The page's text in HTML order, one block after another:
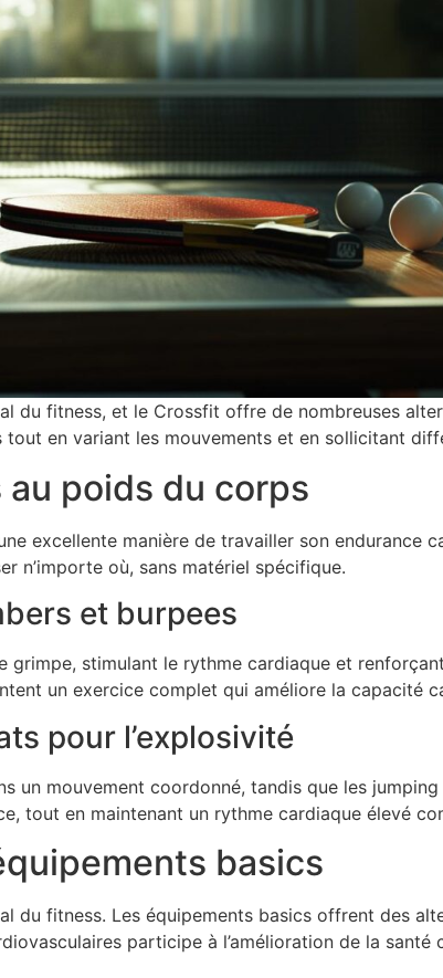
du fitness, et le Crossfit offre de nombreuses
en variant les mouvements et en sollicitant
poids du corps
excellente manière de travailler son endurance
n’importe où, sans matériel spécifique.
et burpees
stimulant le rythme cardiaque et
un exercice complet qui améliore la capacité
pour l’explosivité
un mouvement coordonné, tandis que les
tout en maintenant un rythme cardiaque élevé
basics
du fitness. Les équipements basics offrent des
participe à l’amélioration de la